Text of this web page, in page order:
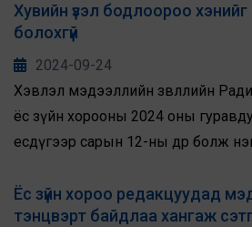
Хувийн үзэл бодлоороо
болохгүй
2024-09-24
Хэвлэл мэдээллийн зөвлөлийн
ёс зүйн хорооны 2024 оны
есдүгээр сарын 12-ны өдөр болж
Ёс зүйн хороо редакцуудад
тэнцвэрт байдлаа хангаж